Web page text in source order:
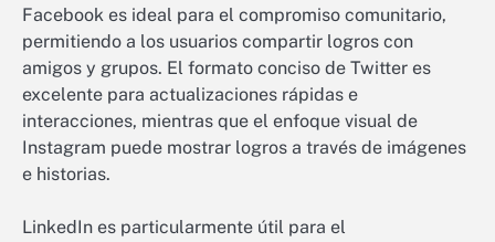
Facebook es ideal para el compromiso comunitario,
permitiendo a los usuarios compartir logros con
amigos y grupos. El formato conciso de Twitter es
excelente para actualizaciones rápidas e
interacciones, mientras que el enfoque visual de
Instagram puede mostrar logros a través de imágenes
e historias.
LinkedIn es particularmente útil para el